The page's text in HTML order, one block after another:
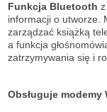
Funkcja Bluetooth
informacji o utworze.
zarządzać książką
a funkcja
zatrzymywania się i
Obsługuje modemy